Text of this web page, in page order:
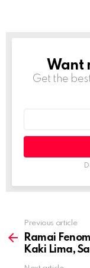
Want
Get the
more
Previous article
Ramai
Kaki Lima,